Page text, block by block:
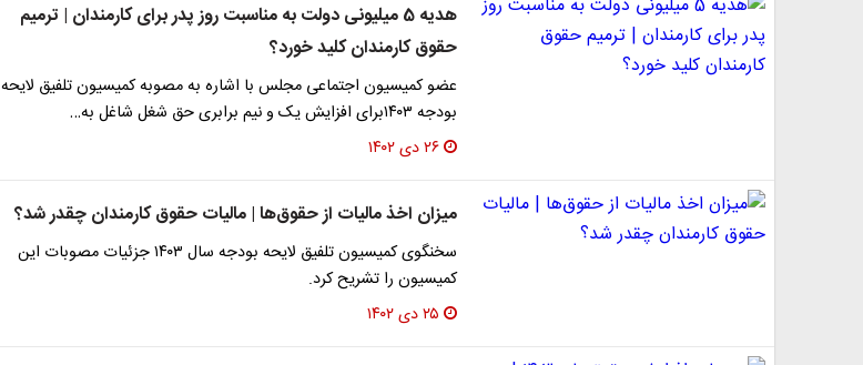
هدیه 5 میلیونی دولت به مناسبت روز پدر برای کارمندان | ترمیم
حقوق کارمندان کلید خورد؟
عضو کمیسیون اجتماعی مجلس با اشاره به مصوبه کمیسیون تلفیق لایحه
بودجه ۱۴۰۳برای افزایش یک و نیم برابری حق شغل شاغل به…
۲۶ دی ۱۴۰۲
میزان اخذ مالیات از حقوق‌ها | مالیات حقوق کارمندان چقدر شد؟
سخنگوی کمیسیون تلفیق لایحه بودجه سال ۱۴۰۳ جزئیات مصوبات این
کمیسیون را تشریح کرد.
۲۵ دی ۱۴۰۲